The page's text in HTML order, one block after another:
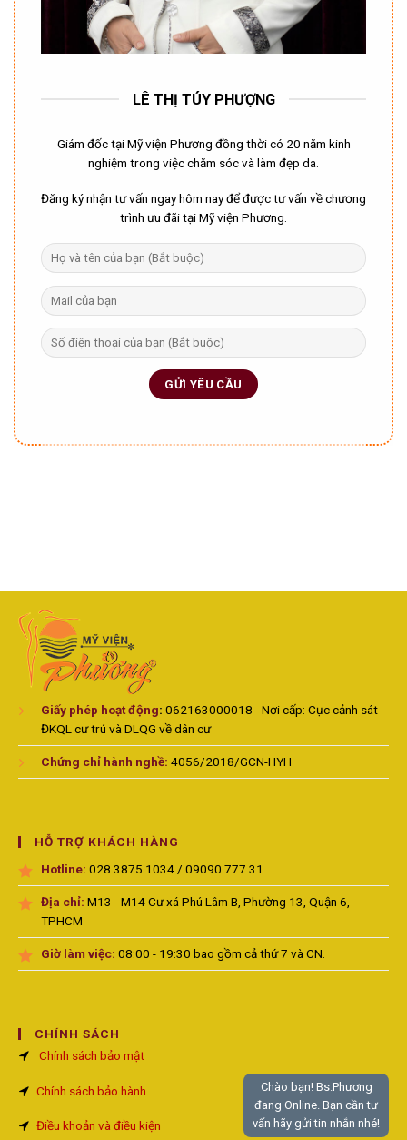
LÊ THỊ TÚY PHƯỢNG
Giám đốc tại Mỹ viện Phương đồng thời có 20 năm kinh
nghiệm trong việc chăm sóc và làm đẹp da.
Đăng ký nhận tư vấn ngay hôm nay để được tư vấn về chương
trình ưu đãi tại Mỹ viện Phương.
Giấy phép hoạt động: 062163000018 - Nơi cấp: Cục cảnh sát
ĐKQL cư trú và DLQG về dân cư
Chứng chỉ hành nghề: 4056/2018/GCN-HYH
HỖ TRỢ KHÁCH HÀNG
Hotline: 028 3875 1034 / 09090 777 31
Địa chỉ: M13 - M14 Cư xá Phú Lâm B, Phường 13, Quận 6,
TPHCM
Giờ làm việc: 08:00 - 19:30 bao gồm cả thứ 7 và CN.
CHÍNH SÁCH
Chính sách bảo mật
Chính sách bảo hành
Điều khoản và điều kiện
Chào bạn! Bs.Phương
đang Online. Bạn cần tư
vấn hãy gửi tin nhắn nhé!